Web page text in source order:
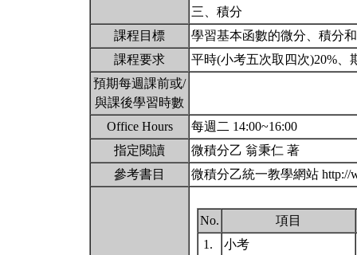
三、積分
課程目標
學習基本函數的微分、積分
課程要求
平時(小考五次取四次)20%、
預期每週課前或/
與課後學習時數
Office Hours
每週二 14:00~16:00
指定閱讀
微積分乙 翁秉仁 著
參考書目
微積分乙統一教學網站 http://
No.
項目
1.
小考